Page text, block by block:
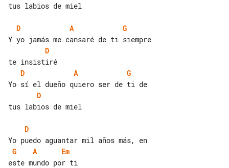
tus labios de miel
D A
G
D
D
A
G
D
tus labios de miel
D
G
A
Em